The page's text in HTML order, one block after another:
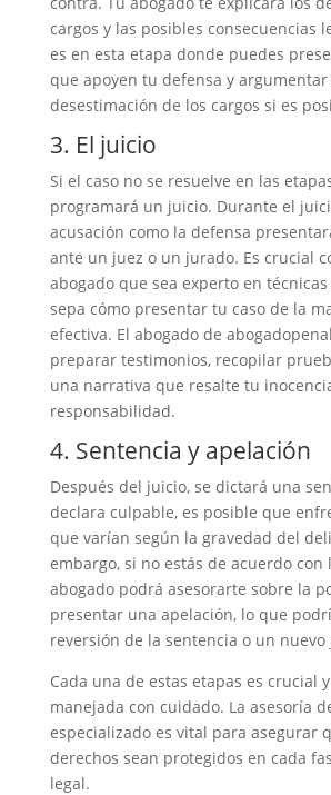
cargos y las posibles consecuencias
es en esta etapa donde puedes
que apoyen tu defensa y
desestimación de los cargos si es
3. El juicio
Si el caso no se resuelve en las
programará un juicio. Durante el
acusación como la defensa
ante un juez o un jurado. Es crucial
abogado que sea experto en
sepa cómo presentar tu caso de la
efectiva. El abogado de
preparar testimonios, recopilar
una narrativa que resalte tu
responsabilidad.
4. Sentencia y apelación
Después del juicio, se dictará una
declara culpable, es posible que
que varían según la gravedad del
embargo, si no estás de acuerdo con
abogado podrá asesorarte sobre la
presentar una apelación, lo que
reversión de la sentencia o un nuevo
Cada una de estas etapas es crucial
manejada con cuidado. La asesoría
especializado es vital para asegurar
derechos sean protegidos en cada
legal.